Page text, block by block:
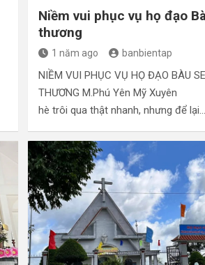
Niềm vui phục vụ họ đạo
thương
1 năm ago banbientap
NIỀM VUI PHỤC VỤ HỌ ĐẠO BÀU
THƯƠNG M.Phú Yên Mỹ Xuyên
hè trôi qua thật nhanh, nhưng để lại…